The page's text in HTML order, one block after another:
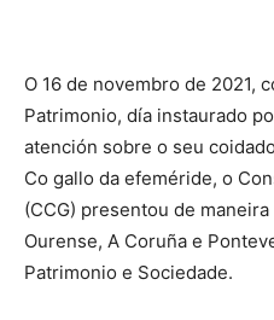
O 16 de novembro de 2021,
Patrimonio, día instaurado
atención sobre o seu
Co gallo da efeméride, o
(CCG) presentou de
Ourense, A Coruña e
Patrimonio e Sociedade.